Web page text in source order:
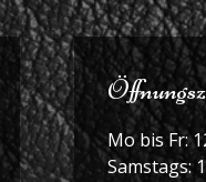
Mo bis Fr:
Samstags: